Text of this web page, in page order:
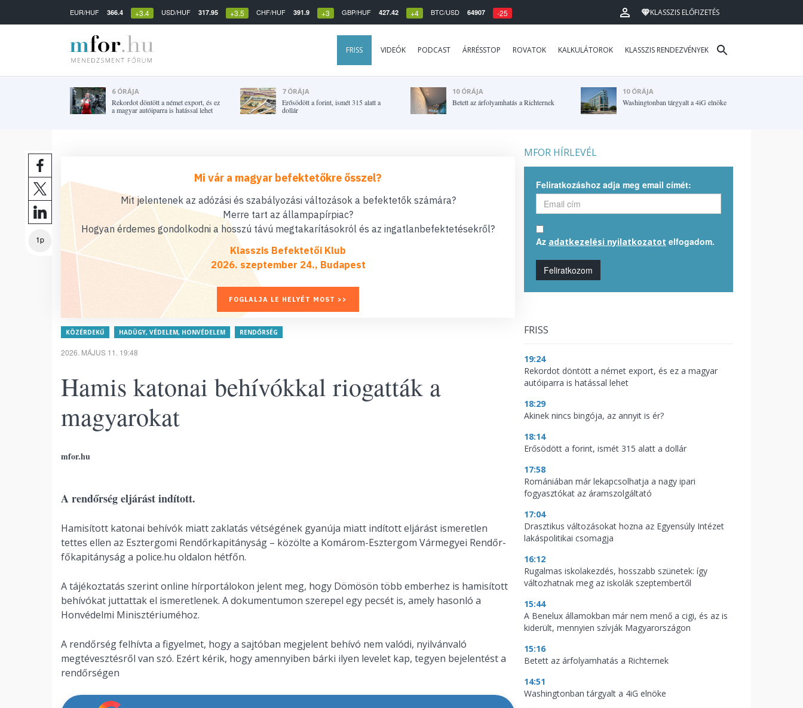
EUR/HUF 366.4 +3.4 USD/HUF 317.95 +3.5 CHF/HUF 391.9 +3 GBP/HUF 427.42 +4 BTC/USD 64907 -25 KLASSZIS ELŐFIZETÉS
FRISS VIDEÓK PODCAST ÁRRÉSSTOP ROVATOK KALKULÁTOROK KLASSZIS RENDEZVÉNYEK
6 ÓRÁJA
Rekordot döntött a német export, és ez
a magyar autóiparra is hatással lehet
7 ÓRÁJA
Erősödött a forint, ismét 315 alatt a
dollár
10 ÓRÁJA
Betett az árfolyamhatás a Richternek
10 ÓRÁJA
Washingtonban tárgyalt a 4iG elnöke
1p
Mi vár a magyar befektetőkre ősszel?
Mit jelentenek az adózási és szabályozási változások a befektetők számára?
Merre tart az állampapírpiac?
Hogyan érdemes gondolkodni a hosszú távú megtakarításokról és az ingatlanbefektetésekről?
Klasszis Befektetői Klub
2026. szeptember 24., Budapest
FOGLALJA LE HELYÉT MOST >>
KÖZÉRDEKŰ HADÜGY, VÉDELEM, HONVÉDELEM RENDŐRSÉG
2026. MÁJUS 11. 19:48
Hamis katonai behívókkal riogatták a
magyarokat
mfor.hu
A rendőrség eljárást indított.
Hamisított katonai behívók miatt zaklatás vétségének gyanúja miatt indított eljárást ismeretlen
tettes ellen az Esztergomi Rendőrkapitányság – közölte a Komárom-Esztergom Vármegyei Rendőr-
főkapitányság a police.hu oldalon hétfőn.
A tájékoztatás szerint online hírportálokon jelent meg, hogy Dömösön több emberhez is hamisított
behívókat juttattak el ismeretlenek. A dokumentumon szerepel egy pecsét is, amely hasonló a
Honvédelmi Minisztériuméhoz.
A rendőrség felhívta a figyelmet, hogy a sajtóban megjelent behívó nem valódi, nyilvánvaló
megtévesztésről van szó. Ezért kérik, hogy amennyiben bárki ilyen levelet kap, tegyen bejelentést a
rendőrségen
MFOR HÍRLEVÉL
Feliratkozáshoz adja meg email címét:
Az adatkezelési nyilatkozatot elfogadom.
Feliratkozom
FRISS
19:24
Rekordot döntött a német export, és ez a magyar
autóiparra is hatással lehet
18:29
Akinek nincs bingója, az annyit is ér?
18:14
Erősödött a forint, ismét 315 alatt a dollár
17:58
Romániában már lekapcsolhatja a nagy ipari
fogyasztókat az áramszolgáltató
17:04
Drasztikus változásokat hozna az Egyensúly Intézet
lakáspolitikai csomagja
16:12
Rugalmas iskolakezdés, hosszabb szünetek: így
változhatnak meg az iskolák szeptembertől
15:44
A Benelux államokban már nem menő a cigi, és az is
kiderült, mennyien szívják Magyarországon
15:16
Betett az árfolyamhatás a Richternek
14:51
Washingtonban tárgyalt a 4iG elnöke